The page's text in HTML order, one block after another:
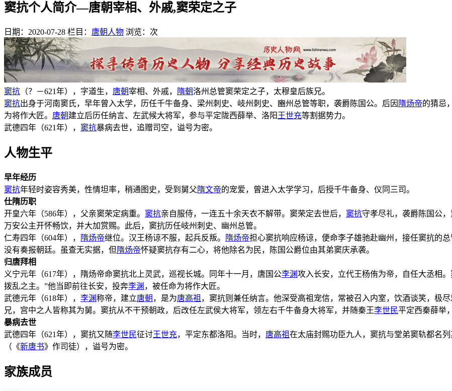
窦抗个人简介—唐朝宰相、外戚,窦荣定之子
日期：2020-07-28 栏目： 唐朝人物 浏览： 次
窦抗 （？－621年），字道生， 唐朝宰相、外戚， 隋朝洛州总管窦荣定之子，太穆皇后族兄。
窦抗出身于河南窦氏，早年曾入太学，历任千牛备身、梁州刺史、岐州刺史、豳州总管等职，袭爵陈国公。后因 隋炀帝的猜忌
为将作大匠。 唐朝建立后历任纳言、左武候大将军，参与平定陇西薛举、洛阳 王世充等割据势力。
武德四年（621年）， 窦抗暴病去世，追赠司空，谥号为密。
人物生平
早年经历
窦抗年轻时姿容秀美，性情坦率，稍通图史，受到舅父 隋文帝的宠爱，曾进入太学学习，后授千牛备身、仪同三司。
仕隋历职
开皇六年（586年），父亲窦荣定病重。 窦抗亲自服侍，一连五十余天衣不解带。窦荣定去世后， 窦抗守孝尽礼，袭爵陈国公
万安公主开怀畅饮，并大加赏赐。此后，窦抗历任岐州刺史、幽州总管。
仁寿四年（604年），
隋炀帝继位。汉王杨谅不服，起兵反叛。 隋炀帝担心窦抗响应杨谅，便命李子雄驰赴幽州，接任窦抗的
没有奏报朝廷。虽查无实据，但 隋炀帝怀疑窦抗存有二心，将他除名为民，陈国公爵位由其弟窦庆承袭。
归唐拜相
义宁元年（617年），隋炀帝命窦抗北上灵武，巡视长城。同年十一月，唐国公李渊攻入长安，立代王杨侑为帝，自任大丞相
拨乱之主。”他当即前往长安，投奔李渊 ，被任命为将作大匠。
武德元年（618年）， 李渊称帝，建立唐朝 ，是为唐高祖 ，窦抗则兼任纳言。他深受高祖宠信，常被召入内室，饮酒谈笑，极尽
兄，宫中之人皆称其为舅。窦抗从不干预朝政，后改任左武侯大将军，领左右千牛备身大将军，并随秦王李世民平定西秦薛举
暴病去世
武德四年（621年），窦抗又随李世民征讨王世充，平定东都洛阳。当时， 唐高祖在太庙封赐功臣九人，窦抗与堂弟窦轨都名
（《新唐书》作司徒），谥号为密。
家族成员